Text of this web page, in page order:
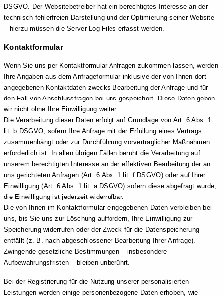
DSGVO. Der Websitebetreiber hat ein berechtigtes Interesse an der
technisch fehlerfreien Darstellung und der Optimierung seiner Website
– hierzu müssen die Server-Log-Files erfasst werden.
Kontaktformular
Wenn Sie uns per Kontaktformular Anfragen zukommen lassen, werden
Ihre Angaben aus dem Anfrageformular inklusive der von Ihnen dort
angegebenen Kontaktdaten zwecks Bearbeitung der Anfrage und für
den Fall von Anschlussfragen bei uns gespeichert. Diese Daten geben
wir nicht ohne Ihre Einwilligung weiter.
Die Verarbeitung dieser Daten erfolgt auf Grundlage von Art. 6 Abs. 1
lit. b DSGVO, sofern Ihre Anfrage mit der Erfüllung eines Vertrags
zusammenhängt oder zur Durchführung vorvertraglicher Maßnahmen
erforderlich ist. In allen übrigen Fällen beruht die Verarbeitung auf
unserem berechtigten Interesse an der effektiven Bearbeitung der an
uns gerichteten Anfragen (Art. 6 Abs. 1 lit. f DSGVO) oder auf Ihrer
Einwilligung (Art. 6 Abs. 1 lit. a DSGVO) sofern diese abgefragt wurde;
die Einwilligung ist jederzeit widerrufbar.
Die von Ihnen im Kontaktformular eingegebenen Daten verbleiben bei
uns, bis Sie uns zur Löschung auffordern, Ihre Einwilligung zur
Speicherung widerrufen oder der Zweck für die Datenspeicherung
entfällt (z. B. nach abgeschlossener Bearbeitung Ihrer Anfrage).
Zwingende gesetzliche Bestimmungen – insbesondere
Aufbewahrungsfristen – bleiben unberührt.
Bei der Registrierung für die Nutzung unserer personalisierten
Leistungen werden einige personenbezogene Daten erhoben, wie